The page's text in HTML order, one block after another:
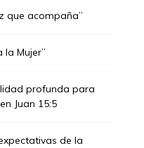
que acompaña”
la Mujer”
profunda para
Juan 15:5
de la